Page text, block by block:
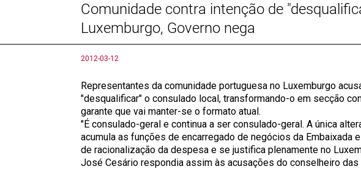
Comunidade contra intenção de
Luxemburgo, Governo nega
2012-03-12
Representantes da comunidade portuguesa no Luxemburgo
"desqualificar" o consulado local, transformando-o em secção
garante que vai manter-se o formato atual.
"É consulado-geral e continua a ser consulado-geral. A única
acumula as funções de encarregado de negócios da Embaixada
de racionalização da despesa e se justifica plenamente no
José Cesário respondia assim às acusações do conselheiro